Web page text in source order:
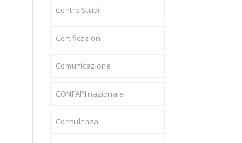
Centro Studi
Certificazioni
Comunicazione
CONFAPI nazionale
Consulenza